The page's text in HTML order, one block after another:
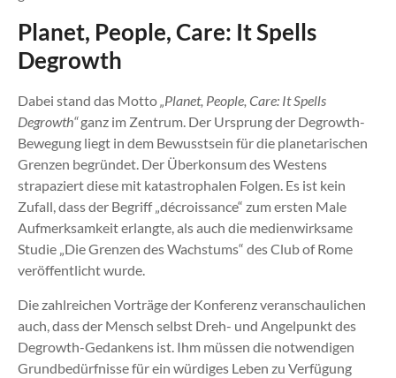
Planet, People, Care: It Spells
Degrowth
Dabei stand das Motto„Planet, People, Care: It Spells
Degrowth“ganz im Zentrum. Der Ursprung der Degrowth-
Bewegung liegt in dem Bewusstsein für die planetarischen
Grenzen begründet. Der Überkonsum des Westens
strapaziert diese mit katastrophalen Folgen. Es ist kein
Zufall, dass der Begriff „décroissance“ zum ersten Male
Aufmerksamkeit erlangte, als auch die medienwirksame
Studie „Die Grenzen des Wachstums“ des Club of Rome
veröffentlicht wurde.
Die zahlreichen Vorträge der Konferenz veranschaulichen
auch, dass der Mensch selbst Dreh- und Angelpunkt des
Degrowth-Gedankens ist. Ihm müssen die notwendigen
Grundbedürfnisse für ein würdiges Leben zu Verfügung